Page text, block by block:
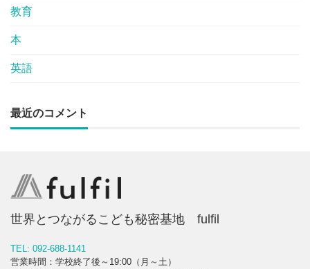
教育
本
英語
最近のコメント
世界とつながるこども秘密基地 fulfil
TEL: 092-688-1141
営業時間：学校終了後～19:00（月～土）